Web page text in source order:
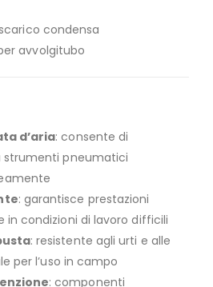
condensa
avvolgitubo
d’aria: consente di
strumenti pneumatici
: garantisce prestazioni
in condizioni di lavoro difficili
: resistente agli urti e alle
per l’uso in campo
: componenti